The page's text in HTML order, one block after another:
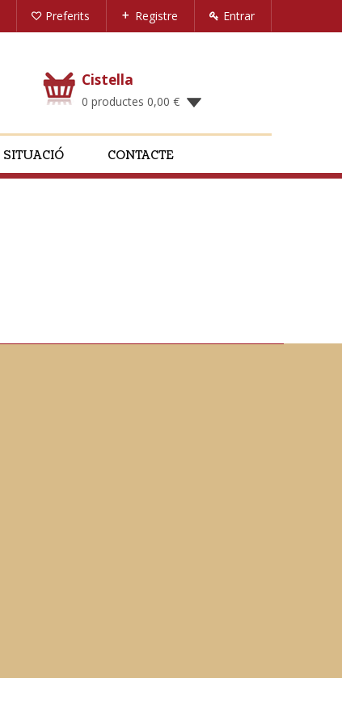
Preferits Registre Entrar
Cistella
0 productes 0,00 €
SITUACIÓ CONTACTE